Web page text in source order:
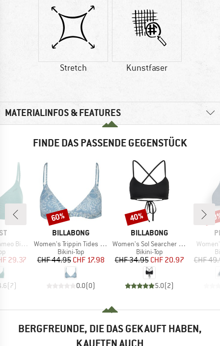
Stretch Kunstfaser
MATERIALINFOS & FEATURES
FINDE DAS PASSENDE GEGENSTÜCK
BCD-Cup
Preis
29.37
(7)
MARKE
BILLABONG
Artikel
Women's Trippin Tides Ceci Tri
Produktgruppe
Bikini-Top
Preis
CHF 44.95reduzierter Preis
CHF 17.98
0.0(0)
Rabatt
60%
MARKE
BILLABONG
Artikel
Women's Sol Searcher Lace Up Trilet
Produktgruppe
Bikini-Top
Preis
CHF 34.95reduzierter Preis
CHF 20.97
5.0(2)
Rabatt
40%
Artikel
CHF
BERGFREUNDE, DIE DAS GEKAUFT HABEN,
KAUFTEN AUCH